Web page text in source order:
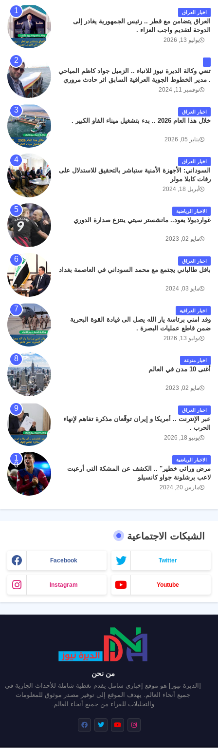
اخبار العراق
العراق يتضامن مع قطر .. رئيس الجمهورية يغادر إلى
الدوحة لتقديم واجب العزاء .
يوليو 13, 2026
تنعي وكالة الديرة نيوز للانباء .. الزميل جواد كاظم المياحي
. مدير الخطوط الجوية العراقية السابق اثر حادث مروري
داخل مطار البصرة الدولي اليوم الاثنين على الطريق
كان سبب الحادث يعود لتصادم عجلته مع عجلة نوع كيا بنكو
تابعة لشركة الهلال الماسكة لإعمار مطار البصرة الدولي .
سائلين الله عز وجل ان يتغمد الفقيد بواسع رحمته ، و انا
نوفمبر 11, 2024
اخبار العراق
خلال هذا العام 2026 .. بدء بتشغيل ميناء الفاو الكبير .
يناير 05, 2026
اخبار العراق
السوداني: الأجهزة الأمنية ستباشر بالتحقيق للاستدلال على
رفات كايلا مولر
أبريل 18, 2024
الاخبار الرياضية
غوارديولا يعود.. مانشستر سيتي ينتزع صدارة الدوري
مايو 02, 2023
اخبار العراق
بافل طالباني يجتمع مع محمد السوداني في العاصمة بغداد
مايو 03, 2024
اخبار العراقية
وفد امني برئاسة يار الله يصل الى قيادة القوة البحرية
ضمن قاطع عمليات البصرة .
يوليو 13, 2026
اخبار منوعة
أغنى 10 مدن في العالم
مايو 02, 2023
اخبار العراق
عبر الإنترنت .. أمريكا و إيران توقّعان مذكرة تفاهم لإنهاء
الحرب .
يونيو 18, 2026
الاخبار الرياضية
مرض وراثي خطير" .. الكشف عن المشكة التي أرعبت
لاعب برشلونة جواو كانسيلو
مارس 20, 2024
الشبكات الاجتماعية
Facebook Twitter
Instagram Youtube
من نحن
[الديرة نيوز] هو موقع إخباري شامل يقدم تغطية شاملة للأحداث الجارية في
جميع أنحاء العالم. يهدف الموقع إلى توفير مصدر موثوق للمعلومات
والتحليلات للقراء من جميع أنحاء العالم.